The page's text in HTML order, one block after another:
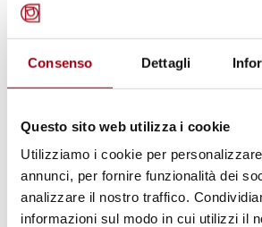
Consenso Dettagli
Questo sito web utilizza i cookie
Utilizziamo i cookie per
annunci, per fornire funzionalità dei
analizzare il nostro traffico.
informazioni sul modo in cui utilizzi il
DIRITTI UMANI
Servizio civile nazionale:
pubblicato il bando
volontari. Scadenza
ottobre 2011